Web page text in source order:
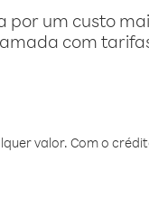
um custo
com
valor. Com o